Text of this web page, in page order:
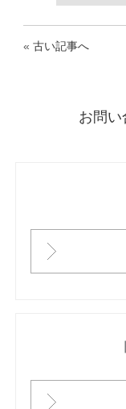
« 古い記事へ
お問い